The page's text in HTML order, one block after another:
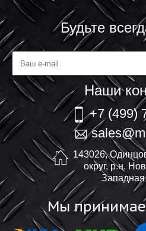
Будьте
Наши
+7 (499)
143026,
округ, р.н.
Западная
Мы